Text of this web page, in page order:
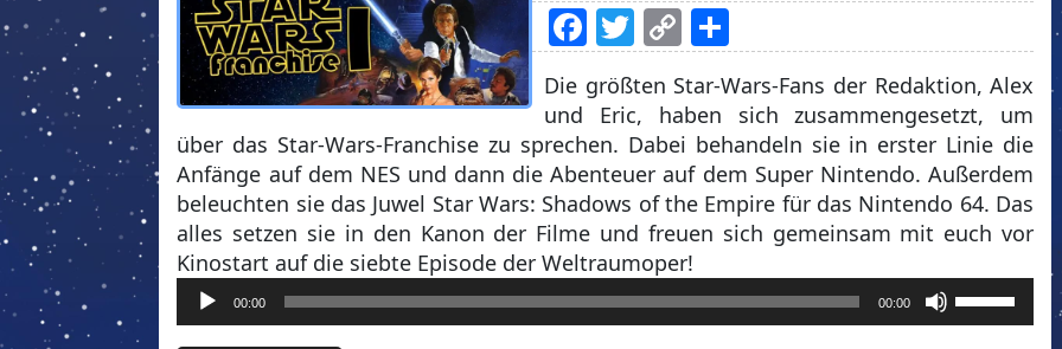
Facebook
Twitter
Copy
Link
Die größten Star-Wars-Fans der Redaktion, Alex
und Eric, haben sich zusammengesetzt, um
über das Star-Wars-Franchise zu sprechen. Dabei behandeln sie in erster Linie die
Anfänge auf dem NES und dann die Abenteuer auf dem Super Nintendo. Außerdem
beleuchten sie das Juwel Star Wars: Shadows of the Empire für das Nintendo 64. Das
alles setzen sie in den Kanon der Filme und freuen sich gemeinsam mit euch vor
Kinostart auf die siebte Episode der Weltraumoper!
Audio-
Player
00:00 00:00
Pfeiltasten
Hoch/